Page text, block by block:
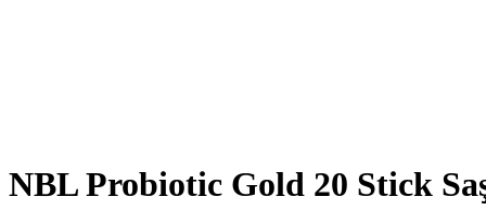
NBL Probiotic Gold 20 Stick